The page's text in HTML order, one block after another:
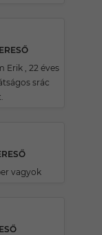
Erik , 22 éves
srác
vagyok